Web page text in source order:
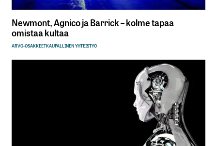
Newmont, Agnico ja Barrick – kolme tapaa
omistaa kultaa
ARVO-OSAKKEETKAUPALLINEN YHTEISTYÖ